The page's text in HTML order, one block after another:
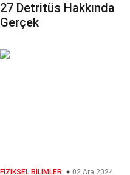
27 Detritüs Hakkında
Gerçek
FIZIKSEL BILIMLER 02 Ara 2024